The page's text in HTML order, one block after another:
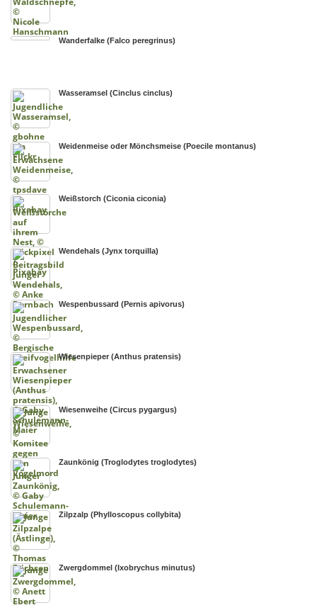
Wanderfalke (Falco peregrinus)
Wasseramsel (Cinclus cinclus)
Weidenmeise oder Mönchsmeise (Poecile montanus)
Weißstorch (Ciconia ciconia)
Wendehals (Jynx torquilla)
Wespenbussard (Pernis apivorus)
Wiesenpieper (Anthus pratensis)
Wiesenweihe (Circus pygargus)
Zaunkönig (Troglodytes troglodytes)
Zilpzalp (Phylloscopus collybita)
Zwergdommel (Ixobrychus minutus)